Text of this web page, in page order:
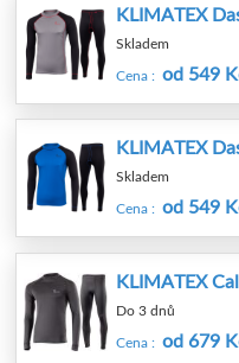
KLIMATEX
Skladem
Cena : od 549
KLIMATEX
Skladem
Cena : od 549
KLIMATEX
Do 3 dnů
Cena : od 679